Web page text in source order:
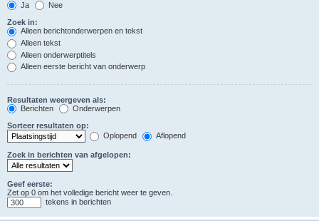
Ja
Nee
Zoek in:
Alleen berichtonderwerpen en tekst
Alleen tekst
Alleen onderwerptitels
Alleen eerste bericht van onderwerp
Resultaten weergeven als:
Berichten
Onderwerpen
Sorteer resultaten op:
Oplopend
Aflopend
Zoek in berichten van afgelopen:
Geef eerste:
Zet op 0 om het volledige bericht weer te geven.
tekens in berichten